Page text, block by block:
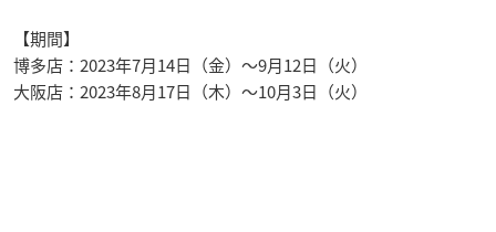
【期間】
博多店：2023年7月14日（金）～9月12日（火）
大阪店：2023年8月17日（木）～10月3日（火）